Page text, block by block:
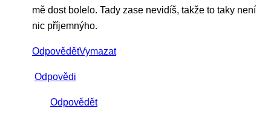
mě dost bolelo. Tady zase nevidíš, takže to taky není
nic příjemnýho.
OdpovědětVymazat
Odpovědi
Odpovědět